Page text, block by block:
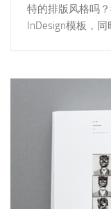
特的排版风格吗
InDesign模板，